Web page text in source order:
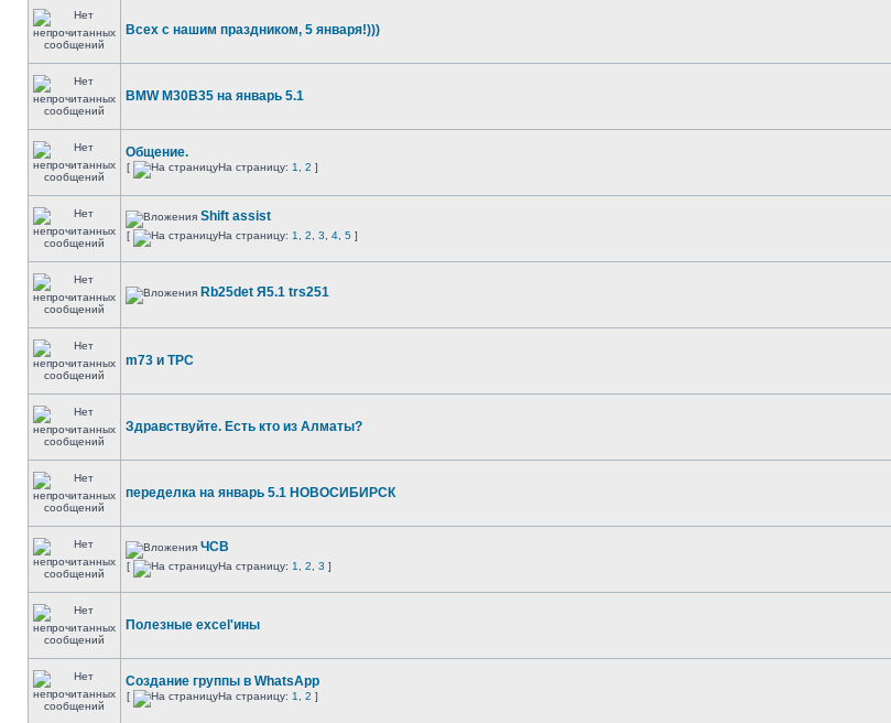
Всех с нашим праздником, 5 января!)))
BMW M30B35 на январь 5.1
Общение.
[ На страницу: 1 2 ]
Shift assist
[ На страницу: 1 2 3 4 5 ]
Rb25det Я5.1 trs251
m73 и ТРС
Здравствуйте. Есть кто из Алматы?
переделка на январь 5.1 НОВОСИБИРСК
ЧСВ
[ На страницу: 1 2 3 ]
Полезные excel'ины
Создание группы в WhatsApp
[ На страницу: 1 2 ]